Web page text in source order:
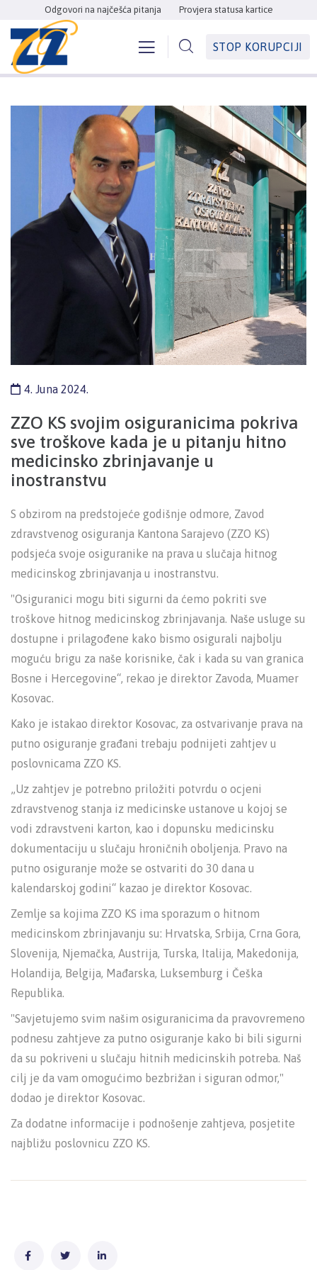
Odgovori na najčešća pitanja Provjera statusa kartice
STOP KORUPCIJI
4. Juna 2024.
ZZO KS svojim osiguranicima pokriva
sve troškove kada je u pitanju hitno
medicinsko zbrinjavanje u
inostranstvu
S obzirom na predstojeće godišnje odmore, Zavod
zdravstvenog osiguranja Kantona Sarajevo (ZZO KS)
podsjeća svoje osiguranike na prava u slučaja hitnog
medicinskog zbrinjavanja u inostranstvu.
"Osiguranici mogu biti sigurni da ćemo pokriti sve
troškove hitnog medicinskog zbrinjavanja. Naše usluge su
dostupne i prilagođene kako bismo osigurali najbolju
moguću brigu za naše korisnike, čak i kada su van granica
Bosne i Hercegovine“, rekao je direktor Zavoda, Muamer
Kosovac.
Kako je istakao direktor Kosovac, za ostvarivanje prava na
putno osiguranje građani trebaju podnijeti zahtjev u
poslovnicama ZZO KS.
„Uz zahtjev je potrebno priložiti potvrdu o ocjeni
zdravstvenog stanja iz medicinske ustanove u kojoj se
vodi zdravstveni karton, kao i dopunsku medicinsku
dokumentaciju u slučaju hroničnih oboljenja. Pravo na
putno osiguranje može se ostvariti do 30 dana u
kalendarskoj godini“ kazao je direktor Kosovac.
Zemlje sa kojima ZZO KS ima sporazum o hitnom
medicinskom zbrinjavanju su: Hrvatska, Srbija, Crna Gora,
Slovenija, Njemačka, Austrija, Turska, Italija, Makedonija,
Holandija, Belgija, Mađarska, Luksemburg i Češka
Republika.
"Savjetujemo svim našim osiguranicima da pravovremeno
podnesu zahtjeve za putno osiguranje kako bi bili sigurni
da su pokriveni u slučaju hitnih medicinskih potreba. Naš
cilj je da vam omogućimo bezbrižan i siguran odmor,"
dodao je direktor Kosovac.
Za dodatne informacije i podnošenje zahtjeva, posjetite
najbližu poslovnicu ZZO KS.